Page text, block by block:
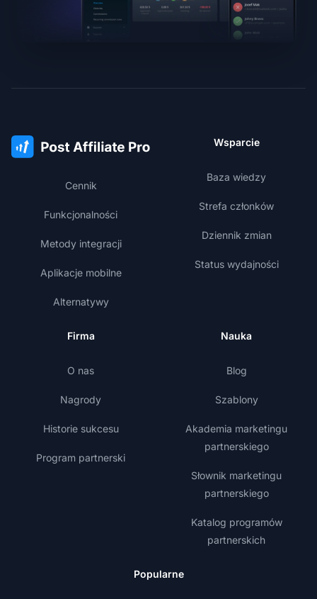
Cennik
Funkcjonalności
Metody integracji
Aplikacje mobilne
Alternatywy
Wsparcie
Baza wiedzy
Strefa członków
Dziennik zmian
Status wydajności
Firma
O nas
Nagrody
Historie sukcesu
Program partnerski
Nauka
Blog
Szablony
Akademia marketingu
partnerskiego
Słownik marketingu
partnerskiego
Katalog programów
partnerskich
Popularne